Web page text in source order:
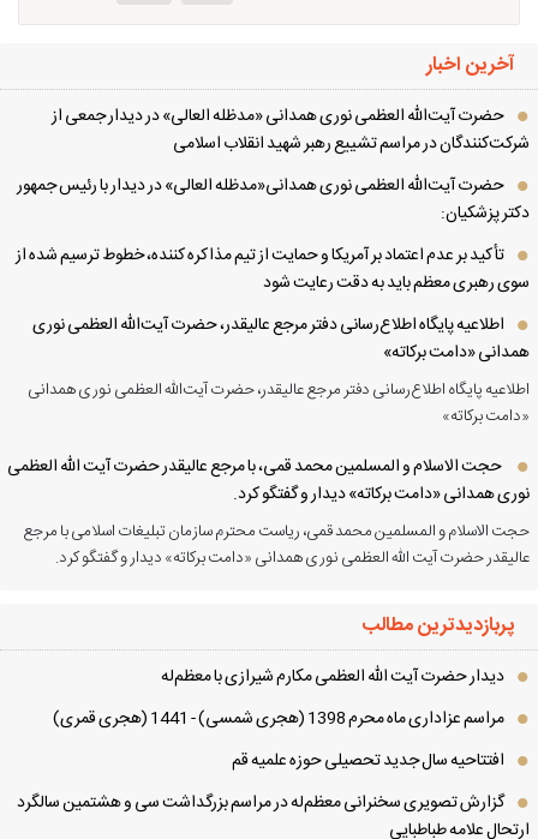
آخرین اخبار
حضرت آیت‌الله العظمی نوری همدانی «مدظله العالی» در دیدار جمعی از
در مراسم تشییع رهبر شهید انقلاب اسلامی
حضرت آیت‌الله العظمی نوری همدانی«مدظله العالی» در دیدار با رئیس جمهور
پزشکیان:
تأکید بر عدم اعتماد بر آمریکا و حمایت از تیم مذاکره کننده، خطوط ترسیم شده از
رهبری معظم باید به دقت رعایت شود
اطلاعیه پایگاه اطلاع‌رسانی دفتر مرجع عالیقدر، حضرت آیت‌الله العظمی نوری
«دامت برکاته»
پایگاه اطلاع‌رسانی دفتر مرجع عالیقدر، حضرت آیت‌الله العظمی نوری همدانی
برکاته»
حجت الاسلام و المسلمین محمد قمی، با مرجع عالیقدر حضرت آیت الله العظمی
همدانی «دامت برکاته» دیدار و گفتگو کرد.
الاسلام و المسلمین محمد قمی، ریاست محترم سازمان تبلیغات اسلامی با مرجع
حضرت آیت الله العظمی نوری همدانی «دامت برکاته» دیدار و گفتگو کرد.
پربازدیدترین مطالب
دیدار حضرت آیت الله العظمی مكارم شیرازی با معظم‌له
مراسم عزاداری ماه محرم 1398 (هجری شمسی) - 1441 (هجری قمری)
افتتاحیه سال جدید تحصیلی حوزه علمیه قم
گزارش تصویری سخنرانی معظم‌له در مراسم بزرگداشت سی و هشتمین سالگرد
علامه طباطبایی